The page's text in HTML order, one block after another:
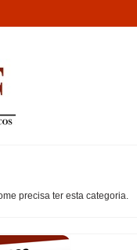
precisa ter esta categoria.